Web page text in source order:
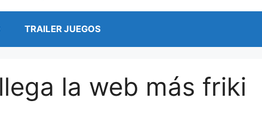
TRAILER JUEGOS
la web más friki